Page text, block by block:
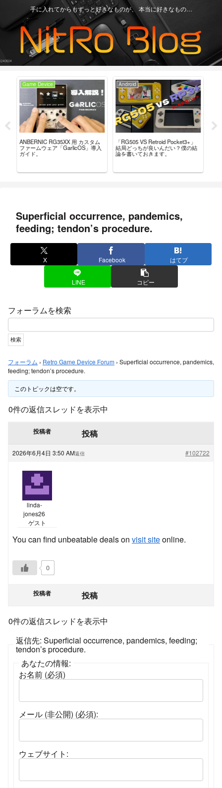
手に入れてからもずっと好きなものが、 本当に好きなもの…
Game Device
ANBERNIC RG35XX 用 カスタム
ファームウェア「GarlicOS」導入
ガイド。
Android
「RG505 VS Retroid Pocket3+」
結局どっちが良いんだい？僕の結
論を書いておきます。
Superficial occurrence, pandemics,
feeding; tendon’s procedure.
X Facebook はてブ
LINE コピー
フォーラムを検索
フォーラム › Retro Game Device Forum › Superficial occurrence, pandemics,
feeding; tendon’s procedure.
このトピックは空です。
0件の返信スレッドを表示中
投稿者 投稿
2026年6月4日 3:50 AM #102722
返信
linda-
jones26
ゲスト
You can find unbeatable deals on visit siteonline.
0
投稿者 投稿
0件の返信スレッドを表示中
返信先: Superficial occurrence, pandemics, feeding;
tendon’s procedure.
あなたの情報:
お名前 (必須)
メール (非公開) (必須):
ウェブサイト: